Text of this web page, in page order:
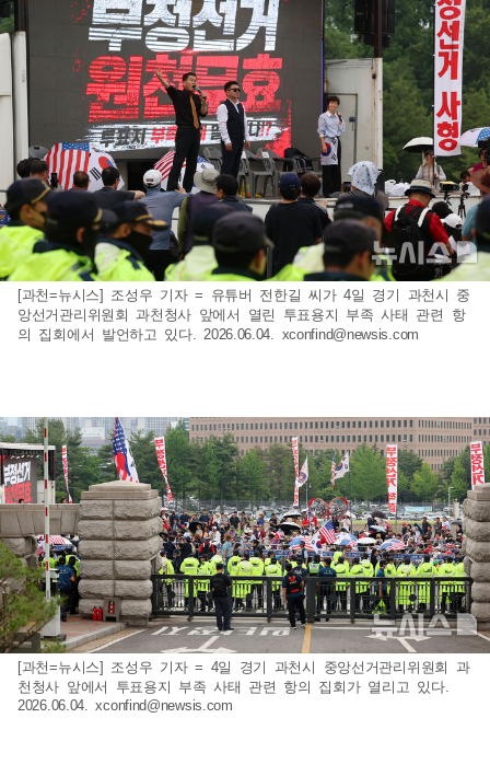
[과천=뉴시스] 조성우 기자 = 유튜버 전한길 씨가 4일 경기 과천시 중
앙선거관리위원회 과천청사 앞에서 열린 투표용지 부족 사태 관련 항
의 집회에서 발언하고 있다. 2026.06.04. xconfind@newsis.com
[과천=뉴시스] 조성우 기자 = 4일 경기 과천시 중앙선거관리위원회 과
천청사 앞에서 투표용지 부족 사태 관련 항의 집회가 열리고 있다.
2026.06.04.xconfind@newsis.com